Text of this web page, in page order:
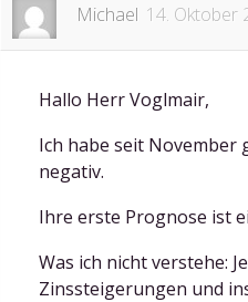
Michael 14. Oktober
Hallo Herr Voglmair,
Ich habe seit November
negativ.
Ihre erste Prognose ist
Was ich nicht verstehe:
Zinssteigerungen und